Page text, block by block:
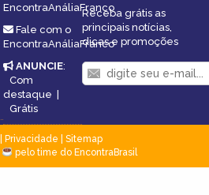
EncontraAnáliaFranco
Fale com o
EncontraAnáliaFranco
ANUNCIE:
Com
destaque |
Grátis
Receba grátis as
principais notícias,
dicas e promoções
Privacidade
Sitemap
pelo time do EncontraBrasil